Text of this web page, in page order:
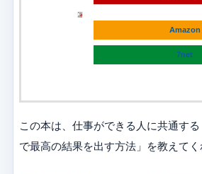
Amazon
7net
この本は、仕事ができる人に共通す
で最高の結果を出す方法」を教えてく